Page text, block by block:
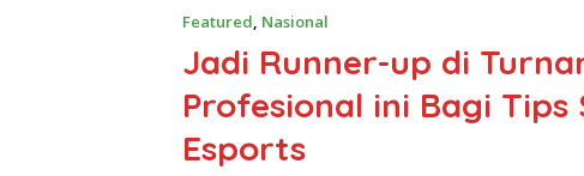
Featured, Nasional
Jadi Runner-up di
Profesional ini Bagi
Esports